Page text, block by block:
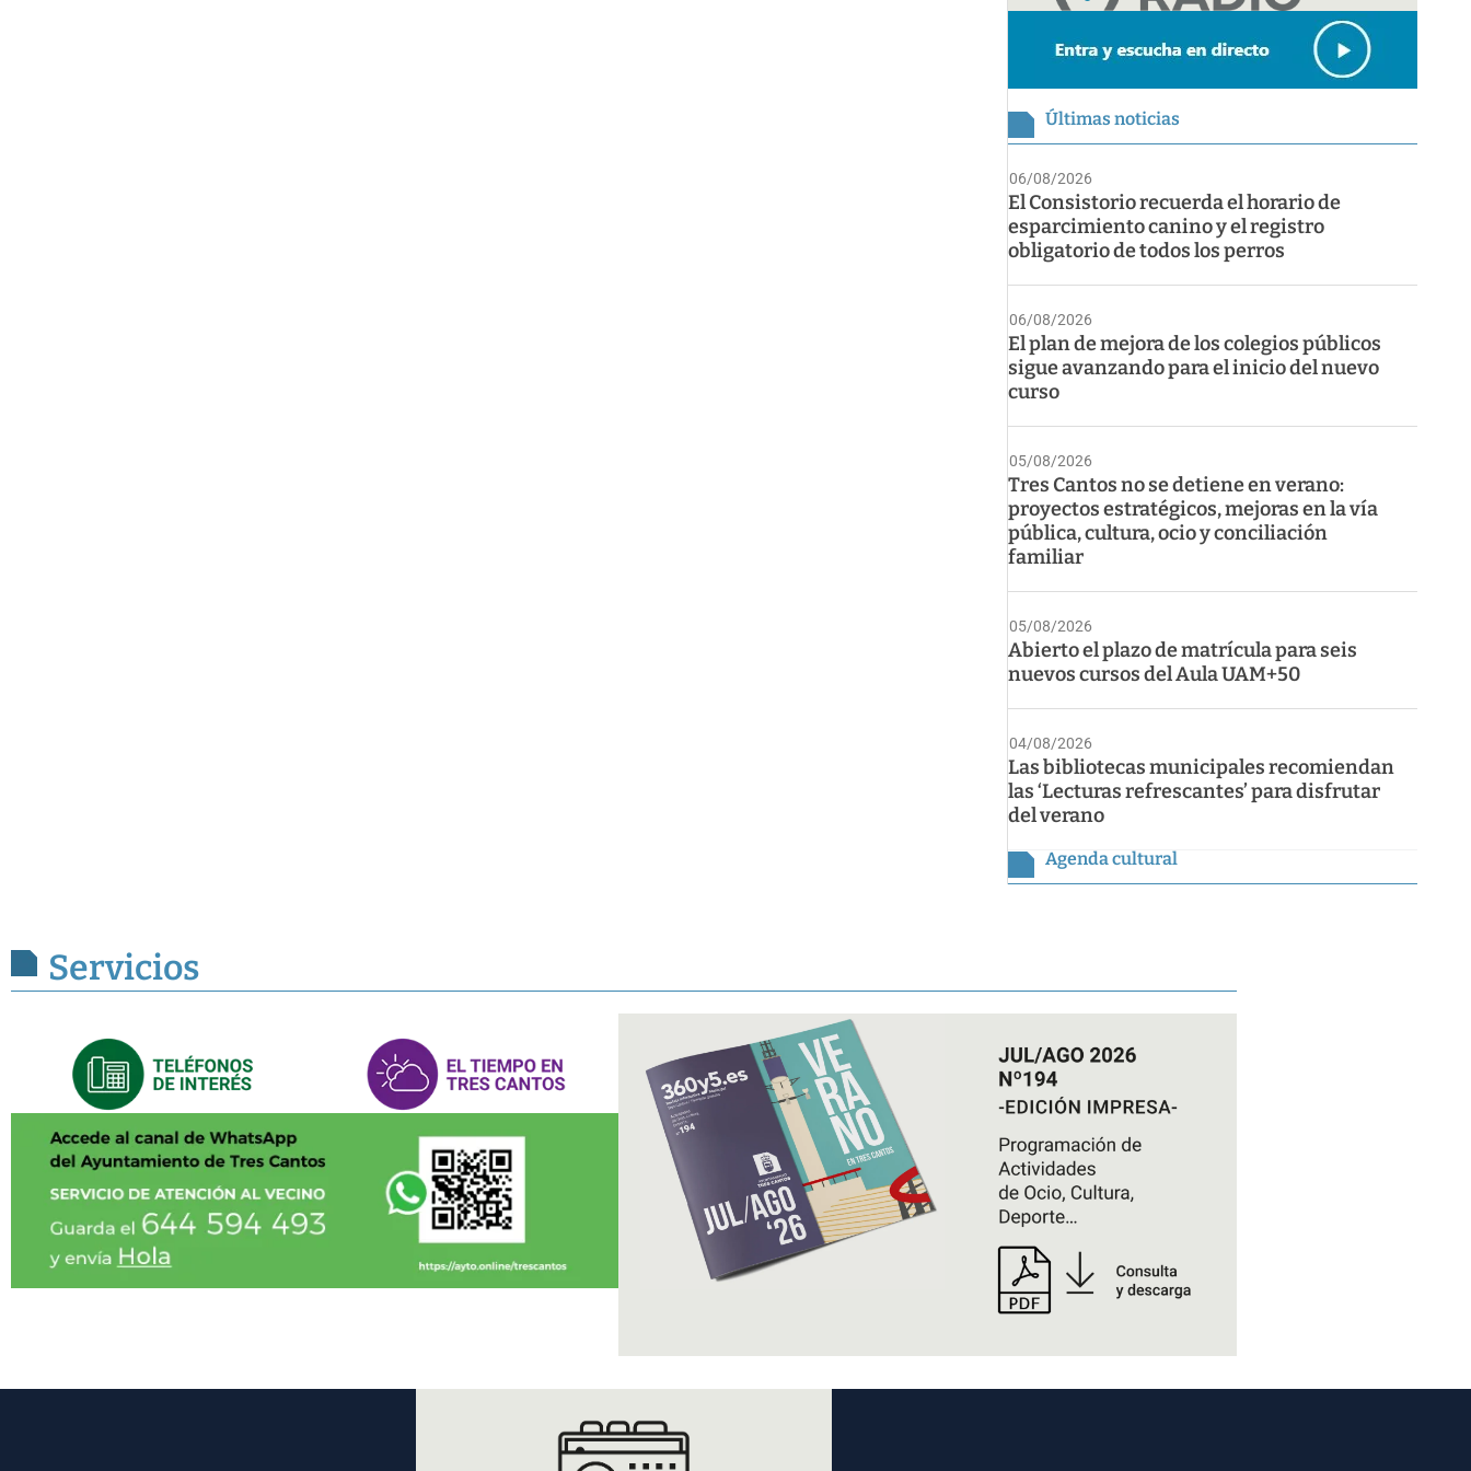
Últimas noticias
06/08/2026
El Consistorio recuerda el horario de
esparcimiento canino y el registro
obligatorio de todos los perros
06/08/2026
El plan de mejora de los colegios públicos
sigue avanzando para el inicio del nuevo
curso
05/08/2026
Tres Cantos no se detiene en verano:
proyectos estratégicos, mejoras en la vía
pública, cultura, ocio y conciliación
familiar
05/08/2026
Abierto el plazo de matrícula para seis
nuevos cursos del Aula UAM+50
04/08/2026
Las bibliotecas municipales recomiendan
las ‘Lecturas refrescantes’ para disfrutar
del verano
Agenda cultural
Servicios